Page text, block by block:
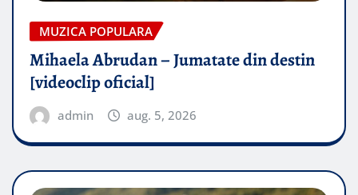
MUZICA POPULARA
Mihaela Abrudan – Jumatate din destin
[videoclip oficial]
admin aug. 5, 2026